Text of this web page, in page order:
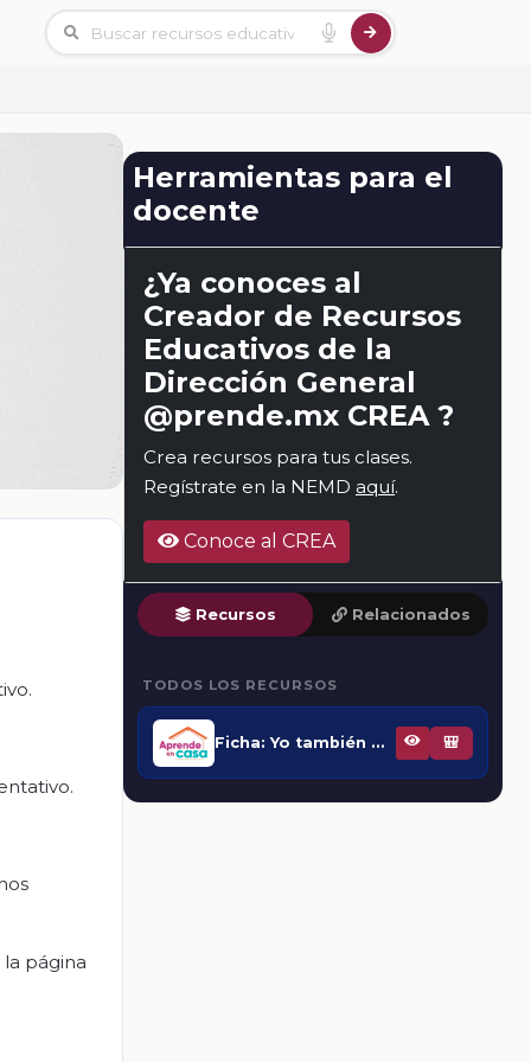
página
Herramientas para el
docente
¿Ya conoces al
Creador de Recursos
Educativos de la
Dirección General
@prende.mx CREA ?
Crea recursos para tus clases.
Regístrate en la NEMD aquí.
Conoce al CREA
Recursos Relacionados
TODOS LOS RECURSOS
Ficha: Yo también quiero una beca 🎒